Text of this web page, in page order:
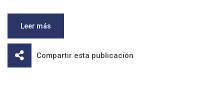
Leer más
Compartir esta publicación